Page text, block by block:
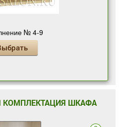
№ 4-9
КОМПЛЕКТАЦИЯ ШКАФА